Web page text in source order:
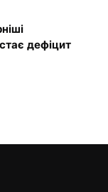
дефіцит